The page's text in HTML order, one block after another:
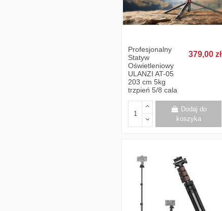
Profesjonalny
Statyw
Oświetleniowy
ULANZI AT-05
203 cm 5kg
trzpień 5/8 cala
379,00 zł
Dodaj do
koszyka